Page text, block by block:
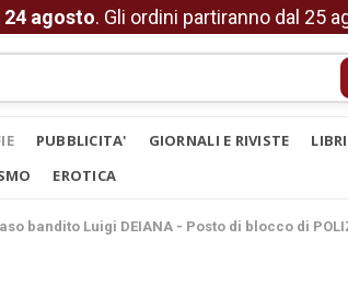
agosto. Gli ordini partiranno dal 25
PUBBLICITA' GIORNALI E RIVISTE
EROTICA
bandito Luigi DEIANA - Posto di blocco di